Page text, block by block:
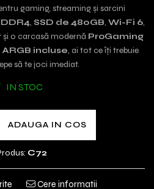
gaming, streaming și sarcini
DDR4, SSD de 480GB, Wi-Fi 6,
și o carcasă modernă ProGaming
incluse, ai tot ce îți trebuie
să te joci imediat.
IN STOC
ADAUGA IN COS
C72
Cere informatii